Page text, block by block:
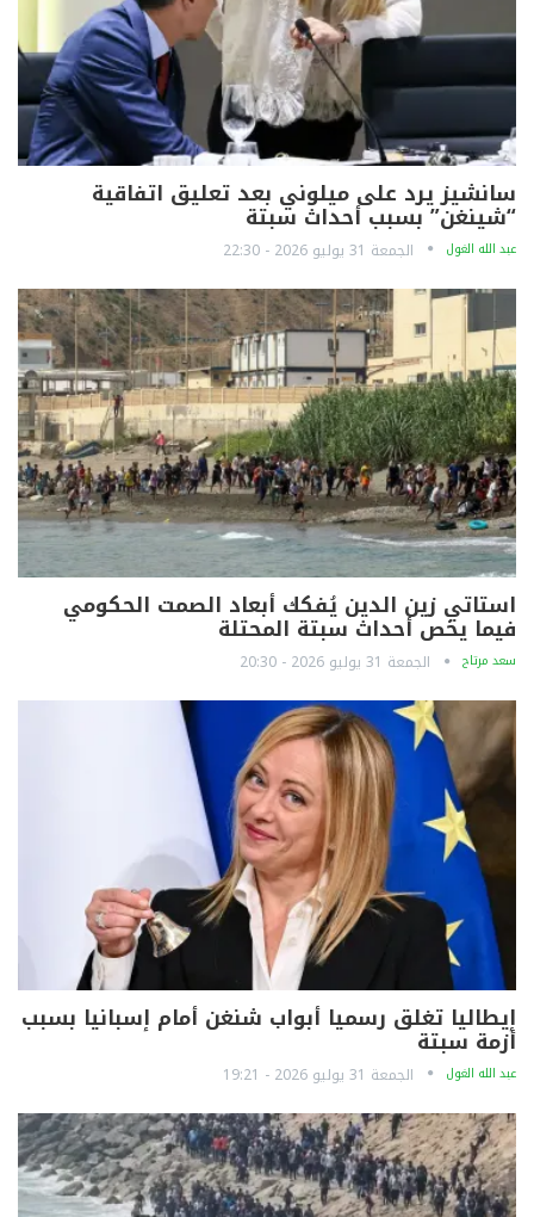
سانشيز يرد على ميلوني بعد تعليق اتفاقية
“شينغن” بسبب أحداث سبتة
عبد الله الغول الجمعة 31 يوليو 2026 - 22:30
استاتي زين الدين يُفكك أبعاد الصمت الحكومي
فيما يخص أحداث سبتة المحتلة
سعد مرتاح الجمعة 31 يوليو 2026 - 20:30
إيطاليا تغلق رسميا أبواب شنغن أمام إسبانيا بسبب
أزمة سبتة
عبد الله الغول الجمعة 31 يوليو 2026 - 19:21